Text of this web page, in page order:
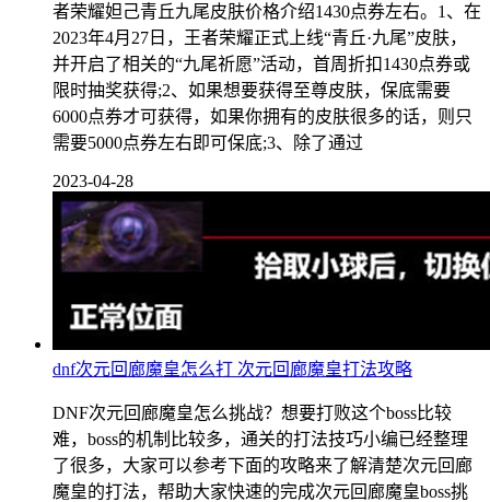
者荣耀妲己青丘九尾皮肤价格介绍1430点券左右。1、在
2023年4月27日，王者荣耀正式上线“青丘·九尾”皮肤，
并开启了相关的“九尾祈愿”活动，首周折扣1430点券或
限时抽奖获得;2、如果想要获得至尊皮肤，保底需要
6000点券才可获得，如果你拥有的皮肤很多的话，则只
需要5000点券左右即可保底;3、除了通过
2023-04-28
dnf次元回廊魔皇怎么打 次元回廊魔皇打法攻略
DNF次元回廊魔皇怎么挑战？想要打败这个boss比较
难，boss的机制比较多，通关的打法技巧小编已经整理
了很多，大家可以参考下面的攻略来了解清楚次元回廊
魔皇的打法，帮助大家快速的完成次元回廊魔皇boss挑